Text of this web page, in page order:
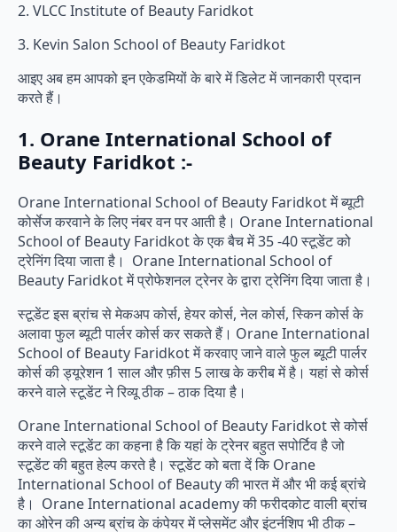
2. VLCC Institute of Beauty Faridkot
3. Kevin Salon School of Beauty Faridkot
आइए अब हम आपको इन एकेडमियों के बारे में डिलेट में जानकारी प्रदान
करते हैं।
1. Orane International School of
Beauty Faridkot :-
Orane International School of Beauty Faridkot में ब्यूटी
कोर्सेज करवाने के लिए नंबर वन पर आती है। Orane International
School of Beauty Faridkot के एक बैच में 35 -40 स्टूडेंट को
ट्रेनिंग दिया जाता है। Orane International School of
Beauty Faridkot में प्रोफेशनल ट्रेनर के द्वारा ट्रेनिंग दिया जाता है।
स्टूडेंट इस ब्रांच से मेकअप कोर्स, हेयर कोर्स, नेल कोर्स, स्किन कोर्स के
अलावा फुल ब्यूटी पार्लर कोर्स कर सकते हैं। Orane International
School of Beauty Faridkot में करवाए जाने वाले फुल ब्यूटी पार्लर
कोर्स की ड्यूरेशन 1 साल और फ़ीस 5 लाख के करीब में है। यहां से कोर्स
करने वाले स्टूडेंट ने रिव्यू ठीक – ठाक दिया है।
Orane International School of Beauty Faridkot से कोर्स
करने वाले स्टूडेंट का कहना है कि यहां के ट्रेनर बहुत सपोर्टिव है जो
स्टूडेंट की बहुत हेल्प करते है। स्टूडेंट को बता दें कि Orane
International School of Beauty की भारत में और भी कई ब्रांचे
है। Orane International academy की फरीदकोट वाली ब्रांच
का ओरेन की अन्य ब्रांच के कंपेयर में प्लेसमेंट और इंटर्नशिप भी ठीक –